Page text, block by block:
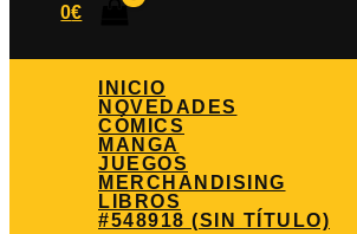
0€
INICIO
NOVEDADES
CÓMICS
MANGA
JUEGOS
MERCHANDISING
LIBROS
#548918 (SIN TÍTULO)